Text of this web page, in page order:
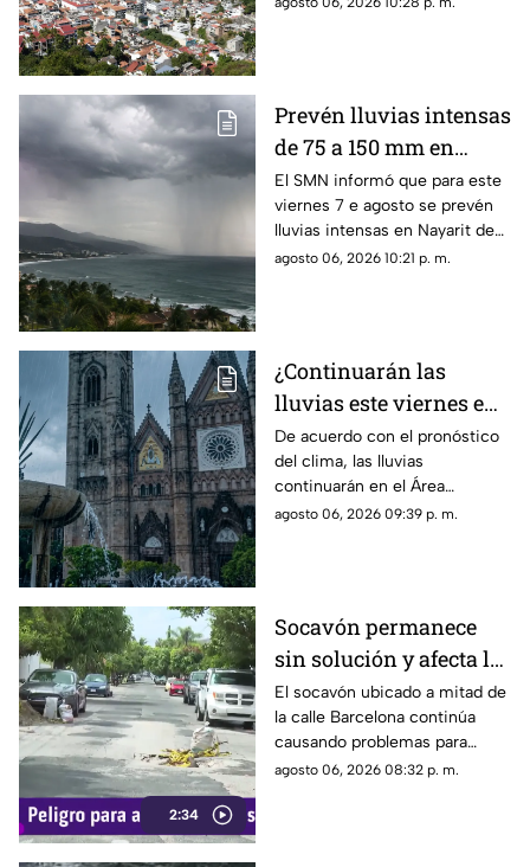
Prevén lluvias intensas
de 75 a 150 mm en
Nayarit este viernes 7
de agosto
El SMN informó que para este
viernes 7 e agosto se prevén
lluvias intensas en Nayarit de
75 a 150 mm
agosto 06, 2026 10:21 p. m.
¿Continuarán las
lluvias este viernes en
Guadalajara? Este es el
pronóstico del clima
hoy 7 de agosto
De acuerdo con el pronóstico
del clima, las lluvias
continuarán en el Área
Metropolitana de Guadalajara
agosto 06, 2026 09:39 p. m.
2:34
Socavón permanece
sin solución y afecta la
circulación en calle
Barcelona
El socavón ubicado a mitad de
la calle Barcelona continúa
causando problemas para
quienes circulan por la zona,
agosto 06, 2026 08:32 p. m.